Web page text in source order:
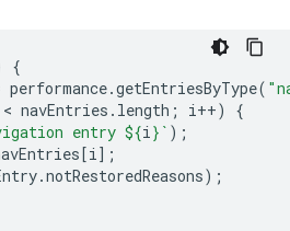
{
performance.getEntriesByType(
< navEntries . length ; i++)
{
entry ${i} ` );
[i];
.notRestoredReasons);